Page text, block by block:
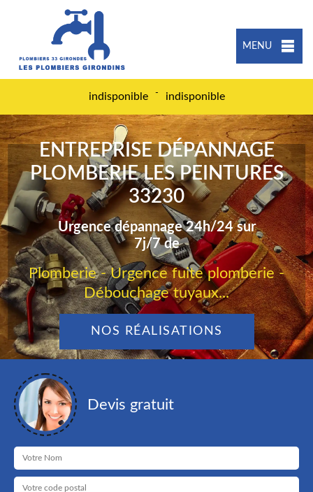
MENU
indisponible - indisponible
ENTREPRISE DÉPANNAGE
PLOMBERIE LES PEINTURES
33230
Urgence dépannage 24h/24 sur
7j/7 de
Plomberie - Urgence fuite plomberie -
Débouchage tuyaux...
NOS RÉALISATIONS
Devis gratuit